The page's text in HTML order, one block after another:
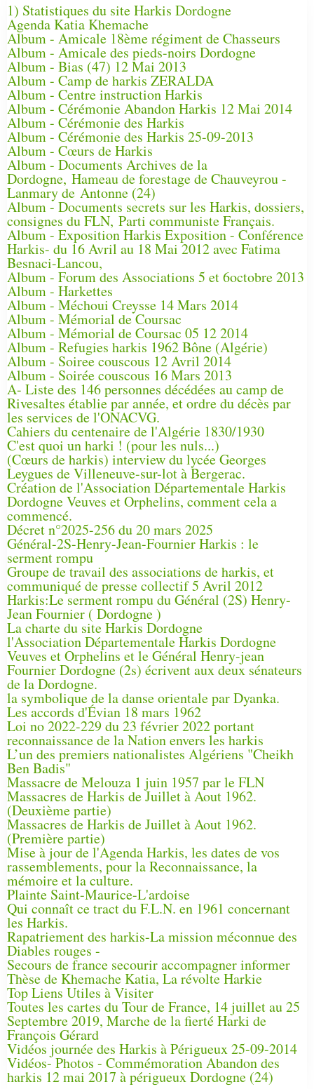
1) Statistiques du site Harkis Dordogne
Agenda Katia Khemache
Album - Amicale 18ème régiment de Chasseurs
Album - Amicale des pieds-noirs Dordogne
Album - Bias (47) 12 Mai 2013
Album - Camp de harkis ZERALDA
Album - Centre instruction Harkis
Album - Cérémonie Abandon Harkis 12 Mai 2014
Album - Cérémonie des Harkis
Album - Cérémonie des Harkis 25-09-2013
Album - Cœurs de Harkis
Album - Documents Archives de la
Dordogne, Hameau de forestage de Chauveyrou -
Lanmary de Antonne (24)
Album - Documents secrets sur les Harkis, dossiers,
consignes du FLN, Parti communiste Français.
Album - Exposition Harkis Exposition - Conférence
Harkis- du 16 Avril au 18 Mai 2012 avec Fatima
Besnaci-Lancou,
Album - Forum des Associations 5 et 6octobre 2013
Album - Harkettes
Album - Méchoui Creysse 14 Mars 2014
Album - Mémorial de Coursac
Album - Mémorial de Coursac 05 12 2014
Album - Refugies harkis 1962 Bône (Algérie)
Album - Soiree couscous 12 Avril 2014
Album - Soirée couscous 16 Mars 2013
A- Liste des 146 personnes décédées au camp de
Rivesaltes établie par année, et ordre du décès par
les services de l'ONACVG.
Cahiers du centenaire de l'Algérie 1830/1930
C'est quoi un harki ! (pour les nuls...)
(Cœurs de harkis) interview du lycée Georges
Leygues de Villeneuve-sur-lot à Bergerac.
Création de l'Association Départementale Harkis
Dordogne Veuves et Orphelins, comment cela a
commencé.
Décret n°2025-256 du 20 mars 2025
Général-2S-Henry-Jean-Fournier Harkis : le
serment rompu
Groupe de travail des associations de harkis, et
communiqué de presse collectif 5 Avril 2012
Harkis:Le serment rompu du Général (2S) Henry-
Jean Fournier ( Dordogne )
La charte du site Harkis Dordogne
l'Association Départementale Harkis Dordogne
Veuves et Orphelins et le Général Henry-jean
Fournier Dordogne (2s) écrivent aux deux sénateurs
de la Dordogne.
la symbolique de la danse orientale par Dyanka.
Les accords d'Évian 18 mars 1962
Loi no 2022-229 du 23 février 2022 portant
reconnaissance de la Nation envers les harkis
L’un des premiers nationalistes Algériens "Cheikh
Ben Badis"
Massacre de Melouza 1 juin 1957 par le FLN
Massacres de Harkis de Juillet à Aout 1962.
(Deuxième partie)
Massacres de Harkis de Juillet à Aout 1962.
(Première partie)
Mise à jour de l'Agenda Harkis, les dates de vos
rassemblements, pour la Reconnaissance, la
mémoire et la culture.
Plainte Saint-Maurice-L'ardoise
Qui connaît ce tract du F.L.N. en 1961 concernant
les Harkis.
Rapatriement des harkis-La mission méconnue des
Diables rouges -
Secours de france secourir accompagner informer
Thèse de Khemache Katia, La révolte Harkie
Top Liens Utiles à Visiter
Toutes les cartes du Tour de France, 14 juillet au 25
Septembre 2019, Marche de la fierté Harki de
François Gérard
Vidéos journée des Harkis à Périgueux 25-09-2014
Vidéos- Photos - Commémoration Abandon des
harkis 12 mai 2017 à périgueux Dordogne (24)